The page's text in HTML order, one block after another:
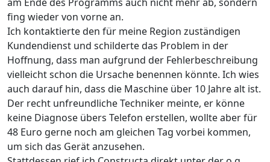
fing wieder von vorne an.
Ich kontaktierte den für meine Region zuständigen
Kundendienst und schilderte das Problem in der
Hoffnung, dass man aufgrund der Fehlerbeschreibung
vielleicht schon die Ursache benennen könnte. Ich wies
auch darauf hin, dass die Maschine über 10 Jahre alt ist.
Der recht unfreundliche Techniker meinte, er könne
keine Diagnose übers Telefon erstellen, wollte aber für
48 Euro gerne noch am gleichen Tag vorbei kommen,
um sich das Gerät anzusehen.